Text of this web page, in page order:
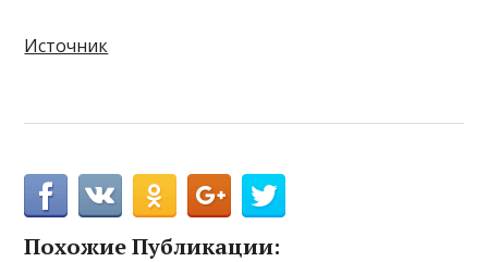
Источник
Похожие Публикации: